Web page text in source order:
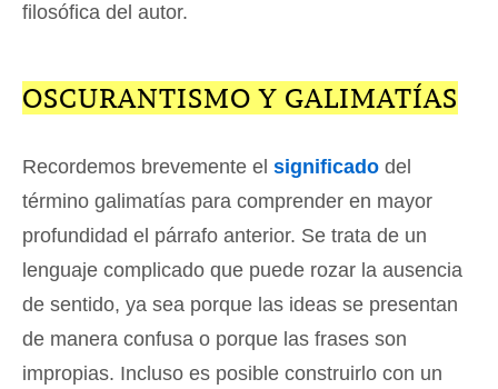
filosófica del autor.
OSCURANTISMO Y GALIMATÍAS
Recordemos brevemente el significado del
término galimatías para comprender en mayor
profundidad el párrafo anterior. Se trata de un
lenguaje complicado que puede rozar la ausencia
de sentido, ya sea porque las ideas se presentan
de manera confusa o porque las frases son
impropias. Incluso es posible construirlo con un